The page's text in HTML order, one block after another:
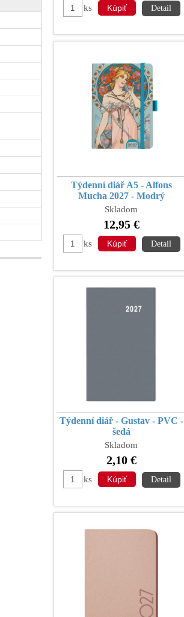
ks Detail
Týdenní diář A5 - Alfons
Mucha 2027 - Modrý
Skladom
12,95 €
ks Detail
Týdenní diář - Gustav - PVC -
šedá
Skladom
2,10 €
ks Detail